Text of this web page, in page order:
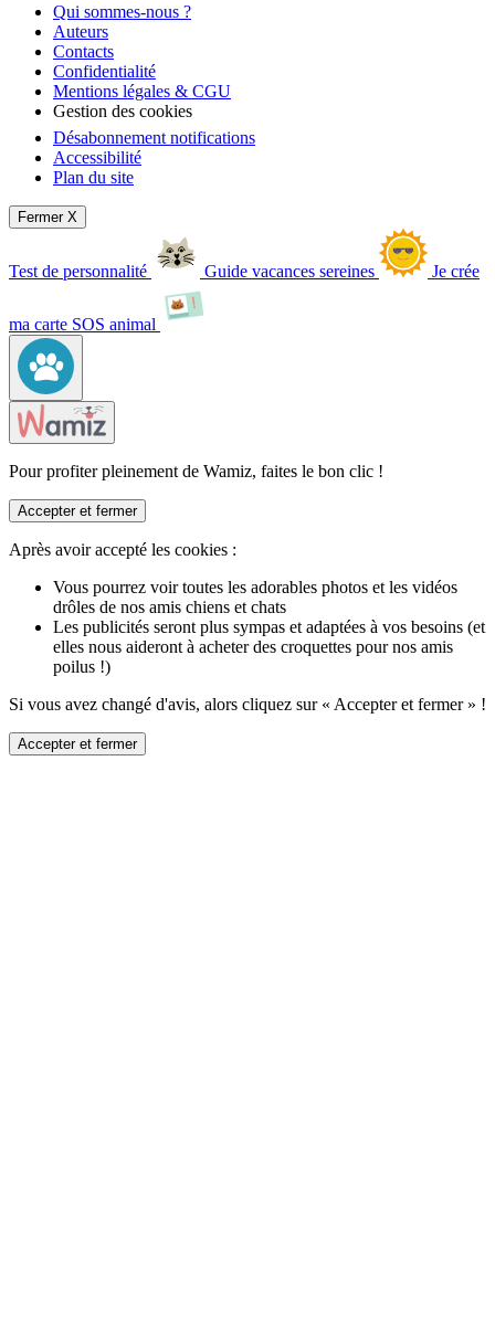
Qui sommes-nous ?
Auteurs
Contacts
Confidentialité
Mentions légales & CGU
Gestion des cookies
Désabonnement notifications
Accessibilité
Plan du site
Fermer X
Test de personnalité Guide vacances sereines Je crée
ma carte SOS animal
Pour profiter pleinement de Wamiz, faites le bon clic !
Accepter et fermer
Après avoir accepté les cookies :
Vous pourrez voir toutes les adorables photos et les vidéos
drôles de nos amis chiens et chats
Les publicités seront plus sympas et adaptées à vos besoins (et
elles nous aideront à acheter des croquettes pour nos amis
poilus !)
Si vous avez changé d'avis, alors cliquez sur « Accepter et fermer » !
Accepter et fermer